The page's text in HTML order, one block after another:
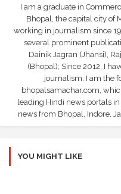
I am a graduate in
Bhopal, the capital city of
working in journalism since
several prominent
Dainik Jagran (Jhansi),
(Bhopal); Since 2012, I
journalism. I am the
bhopalsamachar.com,
leading Hindi news portals
news from Bhopal, Indore,
YOU MIGHT LIKE